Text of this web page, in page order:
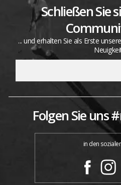
Schließen Sie
... und erhalten Sie als Erste
Folgen Sie uns
in den